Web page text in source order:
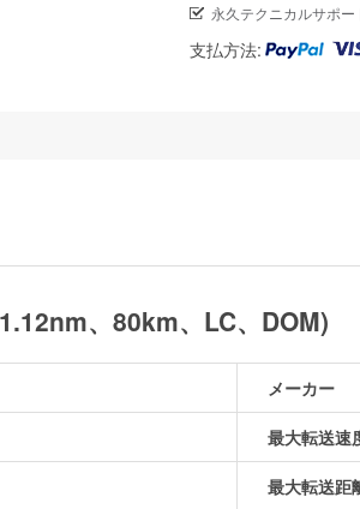
永久テクニカルサポー
支払方法:
、80km、LC、DOM)
メーカー
最大転送速
最大転送距